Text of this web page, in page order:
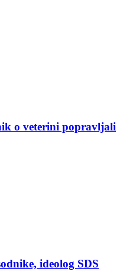
o veterini popravljali
ideolog SDS